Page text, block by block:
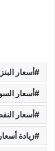
أسعار
أسعار
أسعار
زيادة